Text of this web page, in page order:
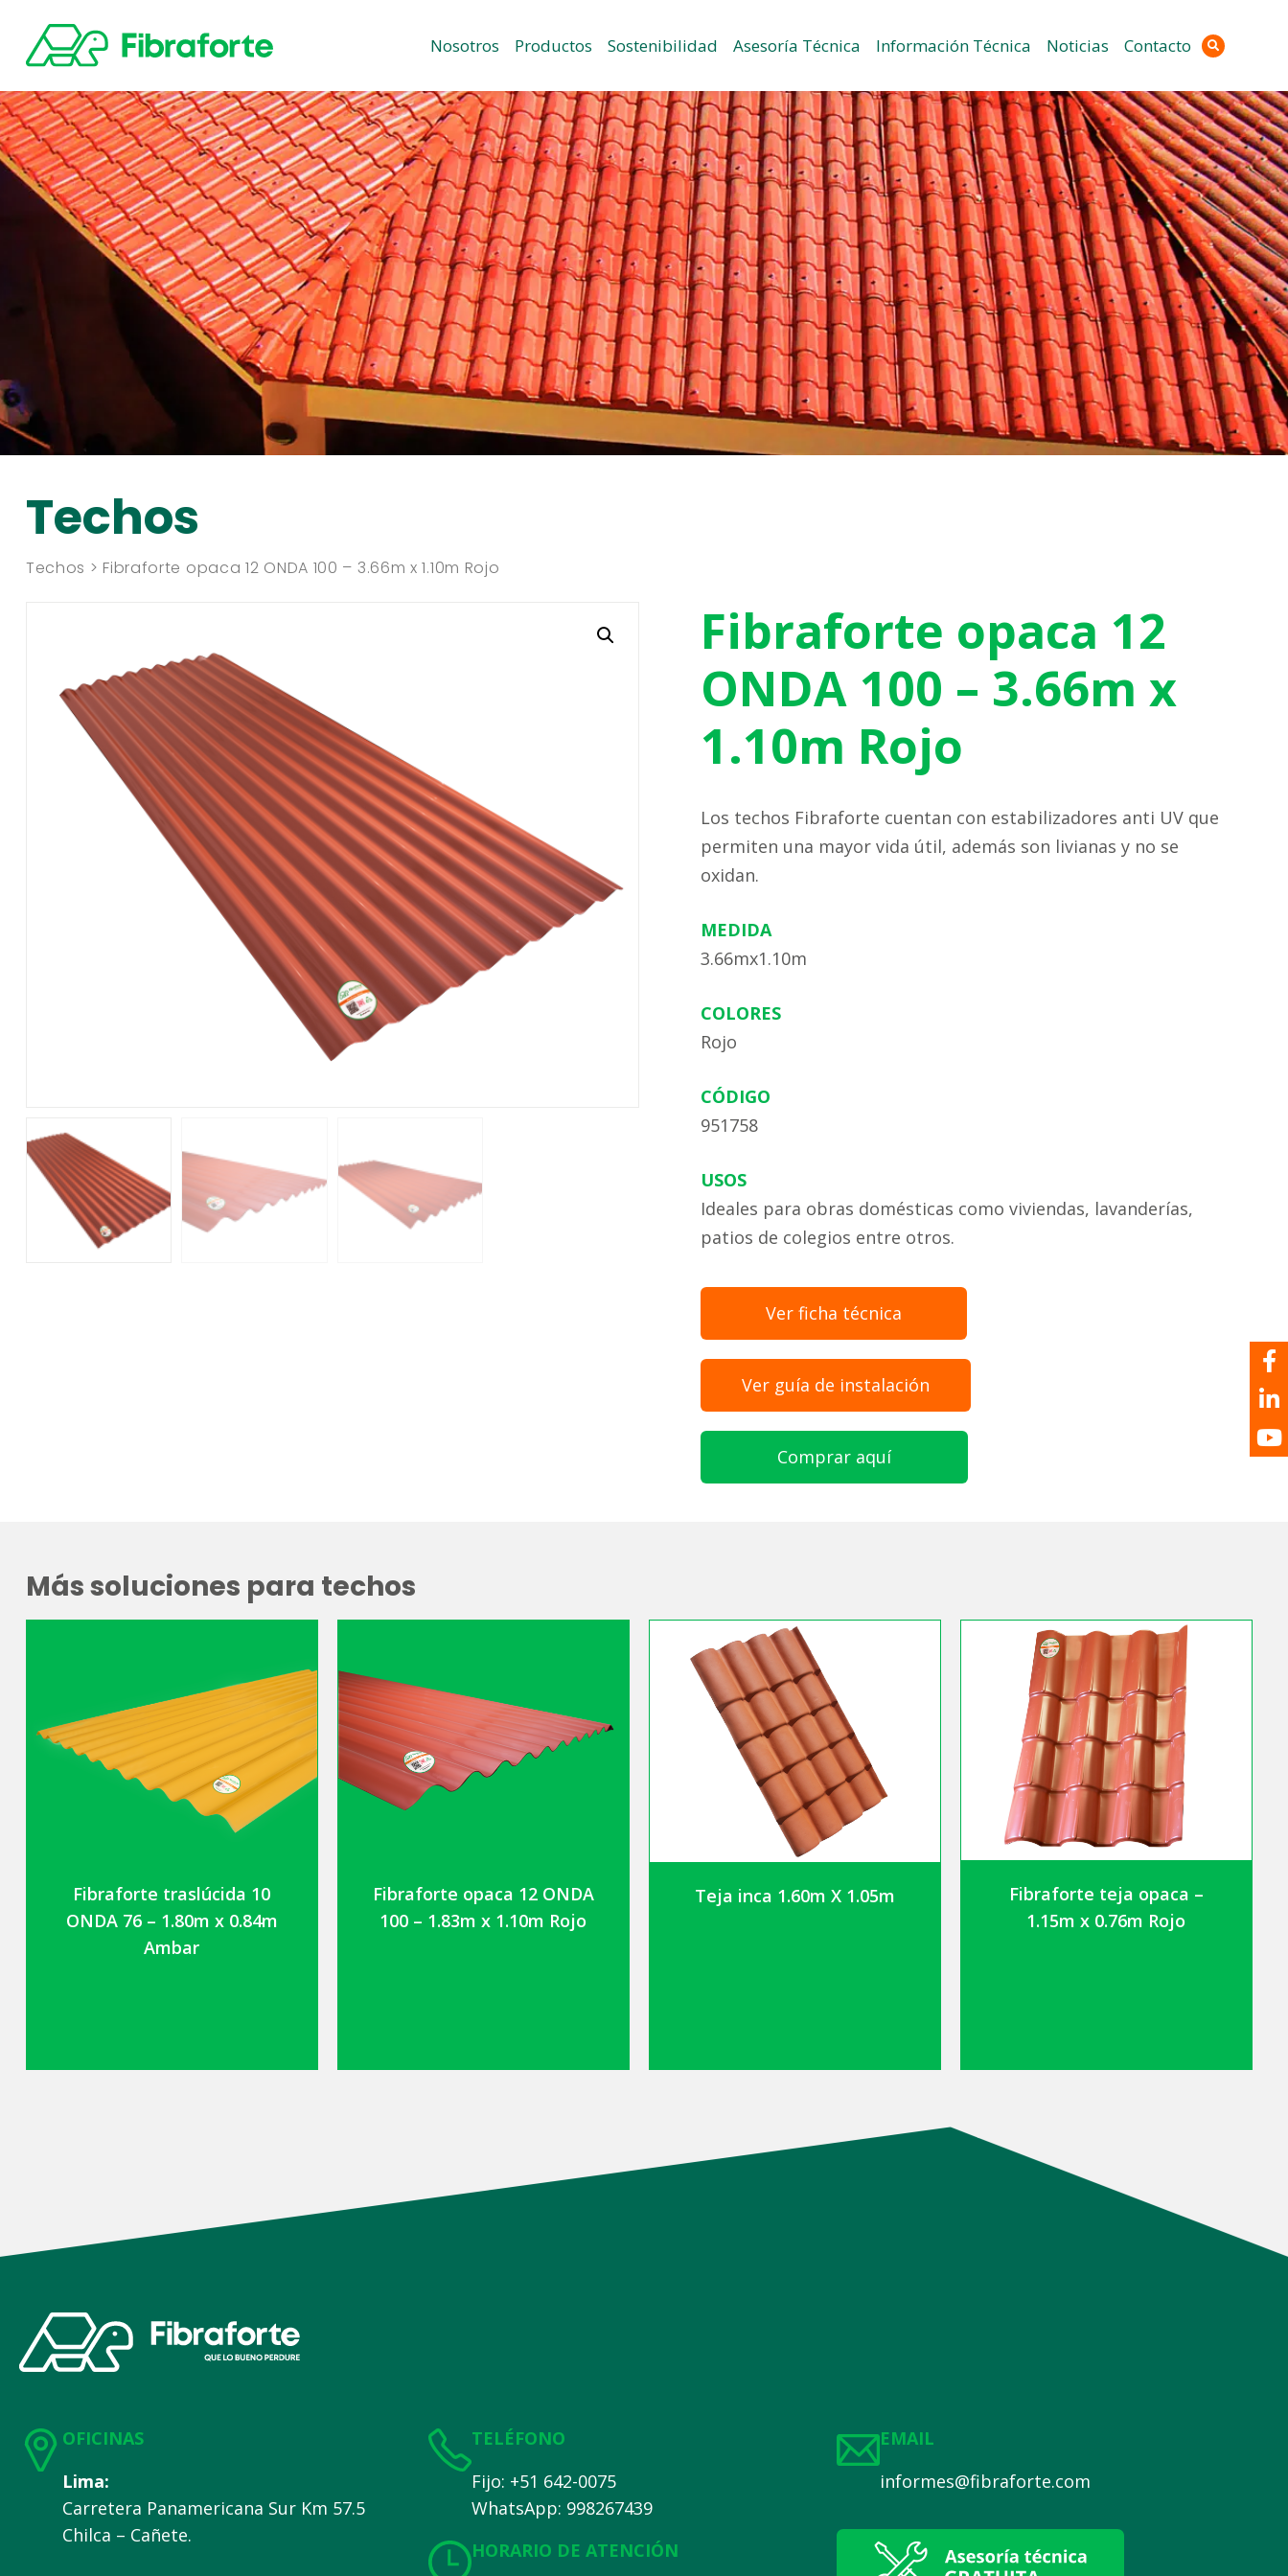
Nosotros Productos Sostenibilidad Asesoría Técnica Información Técnica Noticias Contacto
Techos
Techos > Fibraforte opaca 12 ONDA 100 – 3.66m x 1.10m Rojo
Fibraforte opaca 12
ONDA 100 – 3.66m x
1.10m Rojo
Los techos Fibraforte cuentan con estabilizadores anti UV que
permiten una mayor vida útil, además son livianas y no se
oxidan.
MEDIDA
3.66mx1.10m
COLORES
Rojo
CÓDIGO
951758
USOS
Ideales para obras domésticas como viviendas, lavanderías,
patios de colegios entre otros.
Ver ficha técnica
Ver guía de instalación
Comprar aquí
Más soluciones para techos
Fibraforte traslúcida 10
ONDA 76 – 1.80m x 0.84m
Ambar
Fibraforte opaca 12 ONDA
100 – 1.83m x 1.10m Rojo
Teja inca 1.60m X 1.05m
Fibraforte teja opaca –
1.15m x 0.76m Rojo
OFICINAS
Lima:
Carretera Panamericana Sur Km 57.5
Chilca – Cañete.
TELÉFONO
Fijo: +51 642-0075
WhatsApp: 998267439
HORARIO DE ATENCIÓN
EMAIL
informes@fibraforte.com